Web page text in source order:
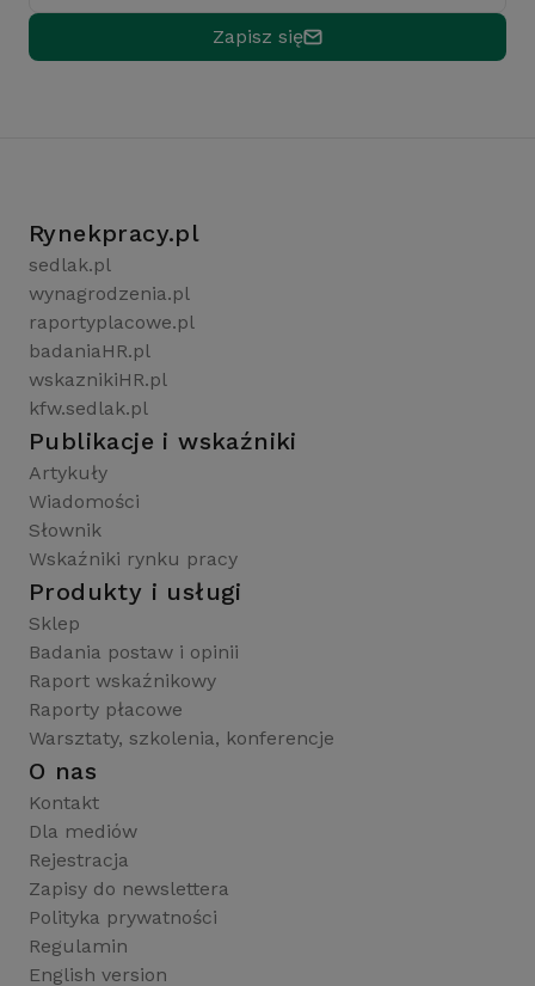
Zapisz się
Rynekpracy.pl
sedlak.pl
wynagrodzenia.pl
raportyplacowe.pl
badaniaHR.pl
wskaznikiHR.pl
kfw.sedlak.pl
Publikacje i wskaźniki
Artykuły
Wiadomości
Słownik
Wskaźniki rynku pracy
Produkty i usługi
Sklep
Badania postaw i opinii
Raport wskaźnikowy
Raporty płacowe
Warsztaty, szkolenia, konferencje
O nas
Kontakt
Dla mediów
Rejestracja
Zapisy do newslettera
Polityka prywatności
Regulamin
English version